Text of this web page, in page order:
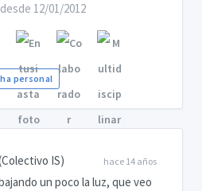
12/01/2012
personal
hace 14 años
IS)
un poco la luz, que veo